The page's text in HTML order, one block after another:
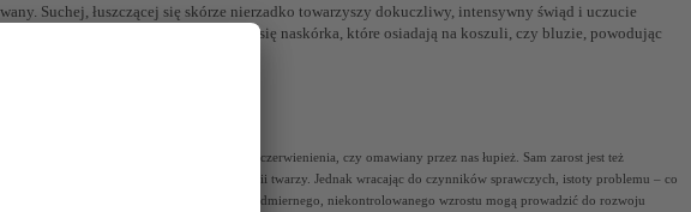
Suchej, łuszczącej się skórze nierzadko towarzyszy dokuczliwy, intensywny świąd i uczucie
białych płatków łuszczącego się naskórka, które osiadają na koszuli, czy bluzie, powodując
dermatologicznej, takie jak wypryski, zaczerwienienia, czy omawiany przez nas łupież. Sam zarost jest też
ważna jest odpowiednia pielęgnacja tej partii twarzy. Jednak wracając do czynników sprawczych, istoty problemu – co
z rodzaju
, które wskutek nadmiernego, niekontrolowanego wzrostu mogą prowadzić do rozwoju